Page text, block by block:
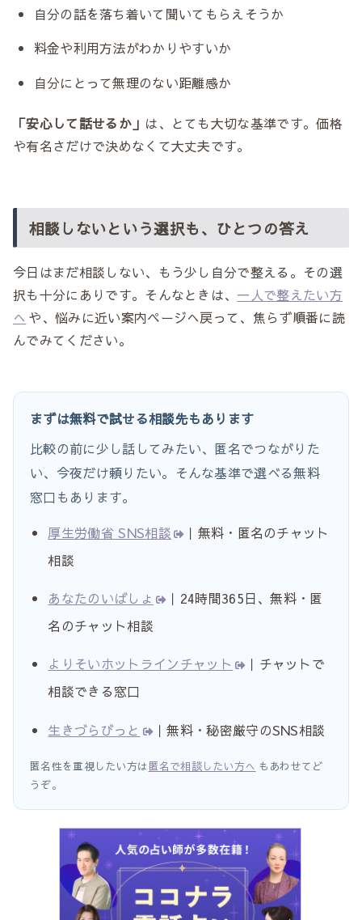
自分の話を落ち着いて聞いてもらえそうか
料金や利用方法がわかりやすいか
自分にとって無理のない距離感か
「安心して話せるか」 は、とても大切な基準です。価格
や有名さだけで決めなくて大丈夫です。
相談しないという選択も、ひとつの答え
今日はまだ相談しない、もう少し自分で整える。その選
択も十分にありです。そんなときは、 一人で整えたい方
へ や、悩みに近い案内ページへ戻って、焦らず順番に読
んでみてください。
まずは無料で試せる相談先もあります
比較の前に少し話してみたい、匿名でつながりた
い、今夜だけ頼りたい。そんな基準で選べる無料
窓口もあります。
厚生労働省 SNS相談
｜無料・匿名のチャット
相談
あなたのいばしょ
｜24時間365日、無料・匿
名のチャット相談
よりそいホットラインチャット
｜チャットで
相談できる窓口
生きづらびっと ｜無料・秘密厳守のSNS相談
匿名性を重視したい方は 匿名で相談したい方へ もあわせてど
うぞ。